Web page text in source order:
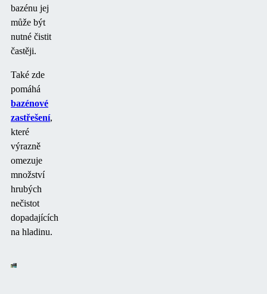
bazénu jej
může být
nutné čistit
častěji.
Také zde
pomáhá
bazénové
zastřešení,
které
výrazně
omezuje
množství
hrubých
nečistot
dopadajících
na hladinu.